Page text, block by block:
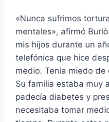
«Nunca sufrimos
mentales», afirmó
mis hijos durante un
telefónica que hice
medio. Tenía miedo
Su familia estaba muy
padecía diabetes y
necesitaba tomar